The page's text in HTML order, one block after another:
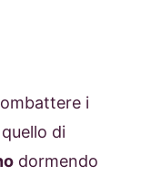
i
di
dormendo